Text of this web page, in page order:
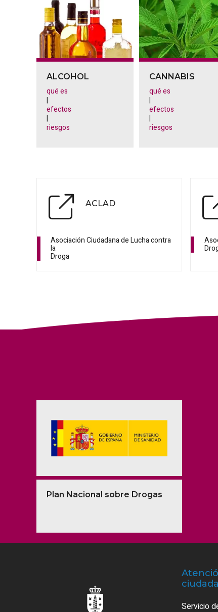
ALCOHOL
qué es
|
efectos
|
riesgos
CANNABIS
qué es
|
efectos
|
riesgos
ACLAD
Asociación Ciudadana de Lucha contra
la
Droga
Plan Nacional sobre Drogas
Servicio